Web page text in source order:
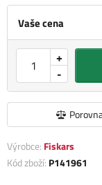
Vaše cena
-
+
Výrobce: Fiskars
Kód zboží: P141961